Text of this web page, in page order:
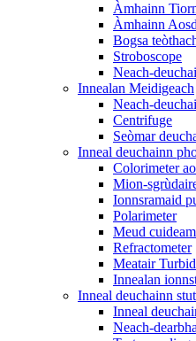
Àmhainn
Àmhainn
Bogsa
Stroboscope
Neach-
Innealan Meidigeach
Neach-
Centrifuge
Seòmar
Inneal deuchainn
Colorimeter
Mion-
Ionnsramaid
Polarimeter
Meud cuideam
Refractometer
Meatair
Innealan
Inneal deuchainn
Inneal
Neach-